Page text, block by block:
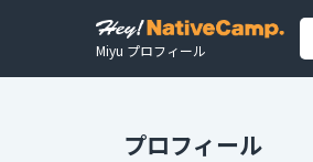
Miyu プロフィール
プロフィール